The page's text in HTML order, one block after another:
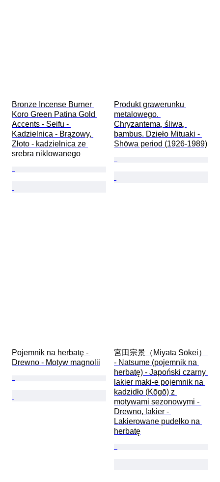
Bronze Incense Burner
Koro Green Patina Gold
Accents - Seifu -
Kadzielnica - Brązowy,
Złoto - kadzielnica ze
srebra niklowanego
Produkt grawerunku
metalowego.
Chryzantema, śliwa,
bambus. Dzieło Mituaki -
Shōwa period (1926-1989)
Pojemnik na herbatę -
Drewno - Motyw magnolii
宮田宗景（Miyata Sōkei）
- Natsume (pojemnik na
herbatę) - Japoński czarny
lakier maki-e pojemnik na
kadzidło (Kōgō) z
motywami sezonowymi -
Drewno, lakier -
Lakierowane pudełko na
herbatę